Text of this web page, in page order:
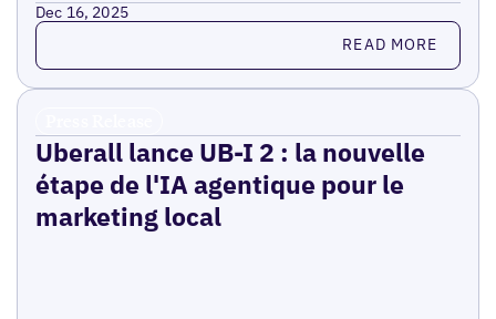
Dec 16, 2025
Read more READ MORE
Uberall lance UB-I 2 : la nouvelle
étape de l'IA agentique pour le
marketing local